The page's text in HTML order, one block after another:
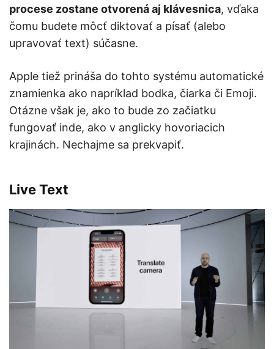
procese zostane otvorená aj klávesnica, vďaka
čomu budete môcť diktovať a písať (alebo
upravovať text) súčasne.
Apple tiež prináša do tohto systému automatické
znamienka ako napríklad bodka, čiarka či Emoji.
Otázne však je, ako to bude zo začiatku
fungovať inde, ako v anglicky hovoriacich
krajinách. Nechajme sa prekvapiť.
Live Text